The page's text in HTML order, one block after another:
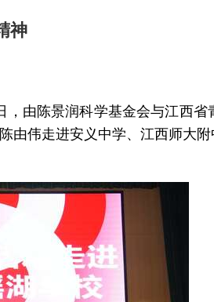
神
由陈景润科学基金会与江西
伟走进安义中学、江西师大